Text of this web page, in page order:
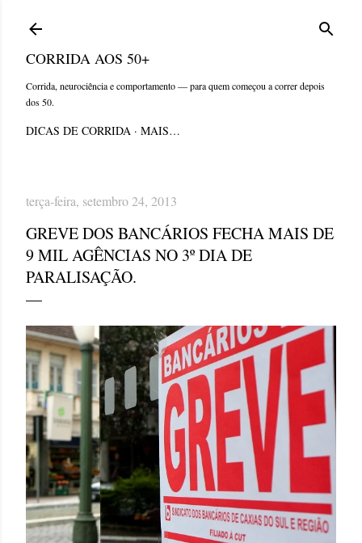
CORRIDA AOS 50+
Corrida, neurociência e comportamento — para quem começou a correr depois
dos 50.
DICAS DE CORRIDA MAIS…
terça-feira, setembro 24, 2013
GREVE DOS BANCÁRIOS FECHA MAIS DE
9 MIL AGÊNCIAS NO 3º DIA DE
PARALISAÇÃO.